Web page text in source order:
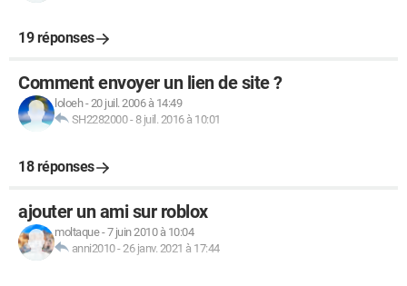
19 réponses
Comment envoyer un lien de site ?
loloeh-20 juil. 2006 à 14:49
SH2282000- 8 juil. 2016 à 10:01
18 réponses
ajouter un ami sur roblox
moltaque-7 juin 2010 à 10:04
anni2010-26 janv. 2021 à 17:44